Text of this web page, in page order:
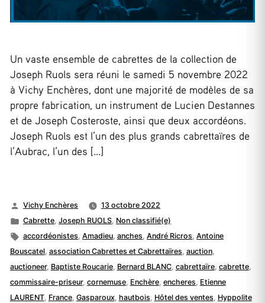
Un vaste ensemble de cabrettes de la collection de
Joseph Ruols sera réuni le samedi 5 novembre 2022
à Vichy Enchères, dont une majorité de modèles de sa
propre fabrication, un instrument de Lucien Destannes
et de Joseph Costeroste, ainsi que deux accordéons.
Joseph Ruols est l’un des plus grands cabrettaïres de
l’Aubrac, l’un des […]
Publié
par
Vichy Enchères
13 octobre 2022
Publié
dans
Cabrette,Joseph RUOLS, Non classifié(e)
Étiquettes :
accordéonistes,Amadieu,anches,André Ricros,Antoine
Bouscatel, association Cabrettes et Cabrettaïres, auction,
auctioneer, Baptiste Roucarie, Bernard BLANC, cabrettaïre, cabrette,
commissaire-priseur, cornemuse, Enchère, encheres, Etienne
LAURENT, France, Gasparoux, hautbois, Hôtel des ventes, Hyppolite